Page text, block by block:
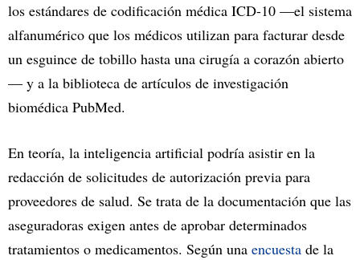
los estándares de codificación médica ICD-10 —el sistema
alfanumérico que los médicos utilizan para facturar desde
un esguince de tobillo hasta una cirugía a corazón abierto
— y a la biblioteca de artículos de investigación
biomédica PubMed.
En teoría, la inteligencia artificial podría asistir en la
redacción de solicitudes de autorización previa para
proveedores de salud. Se trata de la documentación que las
aseguradoras exigen antes de aprobar determinados
tratamientos o medicamentos. Según una encuesta de la